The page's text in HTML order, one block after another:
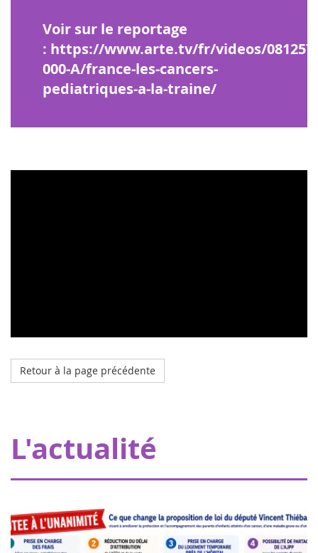
Voir sur le reportage
: https://www.arte.tv/fr/videos/081257-
000-A/france-les-cancers-
pediatriques-a-la-traine/
Retour à la page précédente
L'actualité
subvention de 20000€ permettant à Pharmavie de mettre
en place un espace dédié aux petits patients atteints